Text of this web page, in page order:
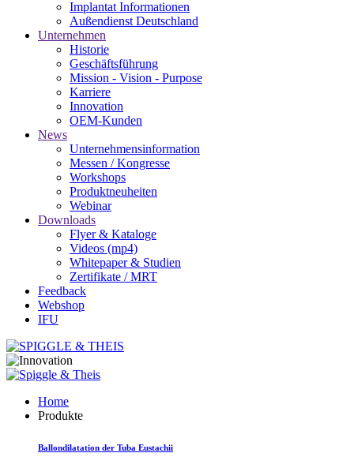
Implantat Informationen
Außendienst Deutschland
Unternehmen
Historie
Geschäftsführung
Mission - Vision - Purpose
Karriere
Innovation
OEM-Kunden
News
Unternehmensinformation
Messen / Kongresse
Workshops
Produktneuheiten
Webinar
Downloads
Flyer & Kataloge
Videos (mp4)
Whitepaper & Studien
Zertifikate / MRT
Feedback
Webshop
IFU
Home
Produkte
Ballondilatation der Tuba Eustachii